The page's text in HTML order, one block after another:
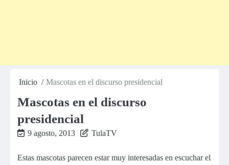
Inicio Mascotas en el discurso presidencial
Mascotas en el discurso
presidencial
9 agosto, 2013 TulaTV
Estas mascotas parecen estar muy interesadas en escuchar el